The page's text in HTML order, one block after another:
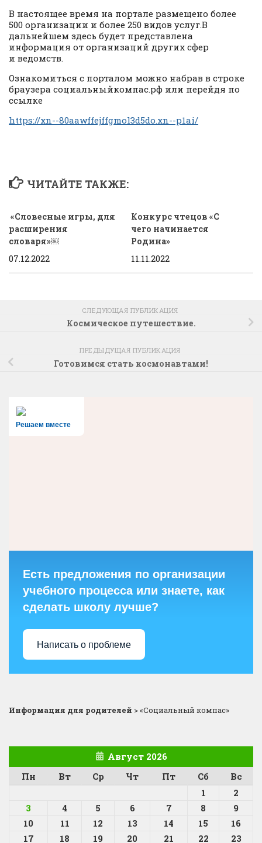
В настоящее время на портале размещено более
500 организации и более 250 видов услуг.В
дальнейшем здесь будет представлена
информация от организаций других сфер
и ведомств.
Ознакомиться с порталом можно набрав в строке
браузера социальныйкомпас.рф или перейдя по
ссылке
https://xn--80aawffejffgmol3d5do.xn--p1ai/
ЧИТАЙТЕ ТАКЖЕ:
«Словесные игры, для
расширения
словаря»￼
07.12.2022
Конкурс чтецов «С
чего начинается
Родина»
11.11.2022
СЛЕДУЮЩАЯ ПУБЛИКАЦИЯ
Космическое путешествие.
ПРЕДЫДУЩАЯ ПУБЛИКАЦИЯ
Готовимся стать космонавтами!
Решаем вместе
Есть предложения по организации
учебного процесса или знаете, как
сделать школу лучше?
Написать о проблеме
Информация для родителей >«Социальный компас»
Август 2026
Пн
Вт Ср Чт Пт Сб
Вс
1
2
3
4 5 6 7 8
9
10
11 12 13 14 15
16
17
18 19 20 21 22 23